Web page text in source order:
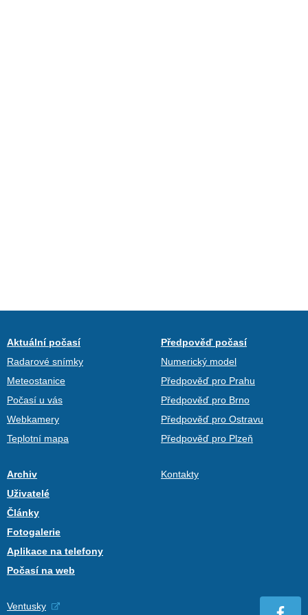
Aktuální počasí
Radarové snímky
Meteostanice
Počasí u vás
Webkamery
Teplotní mapa
Předpověď počasí
Numerický model
Předpověď pro Prahu
Předpověď pro Brno
Předpověď pro Ostravu
Předpověď pro Plzeň
Archiv
Uživatelé
Články
Fotogalerie
Aplikace na telefony
Počasí na web
Kontakty
Ventusky